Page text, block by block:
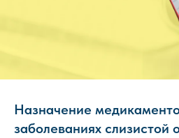
Назначение
заболеваниях слизистой